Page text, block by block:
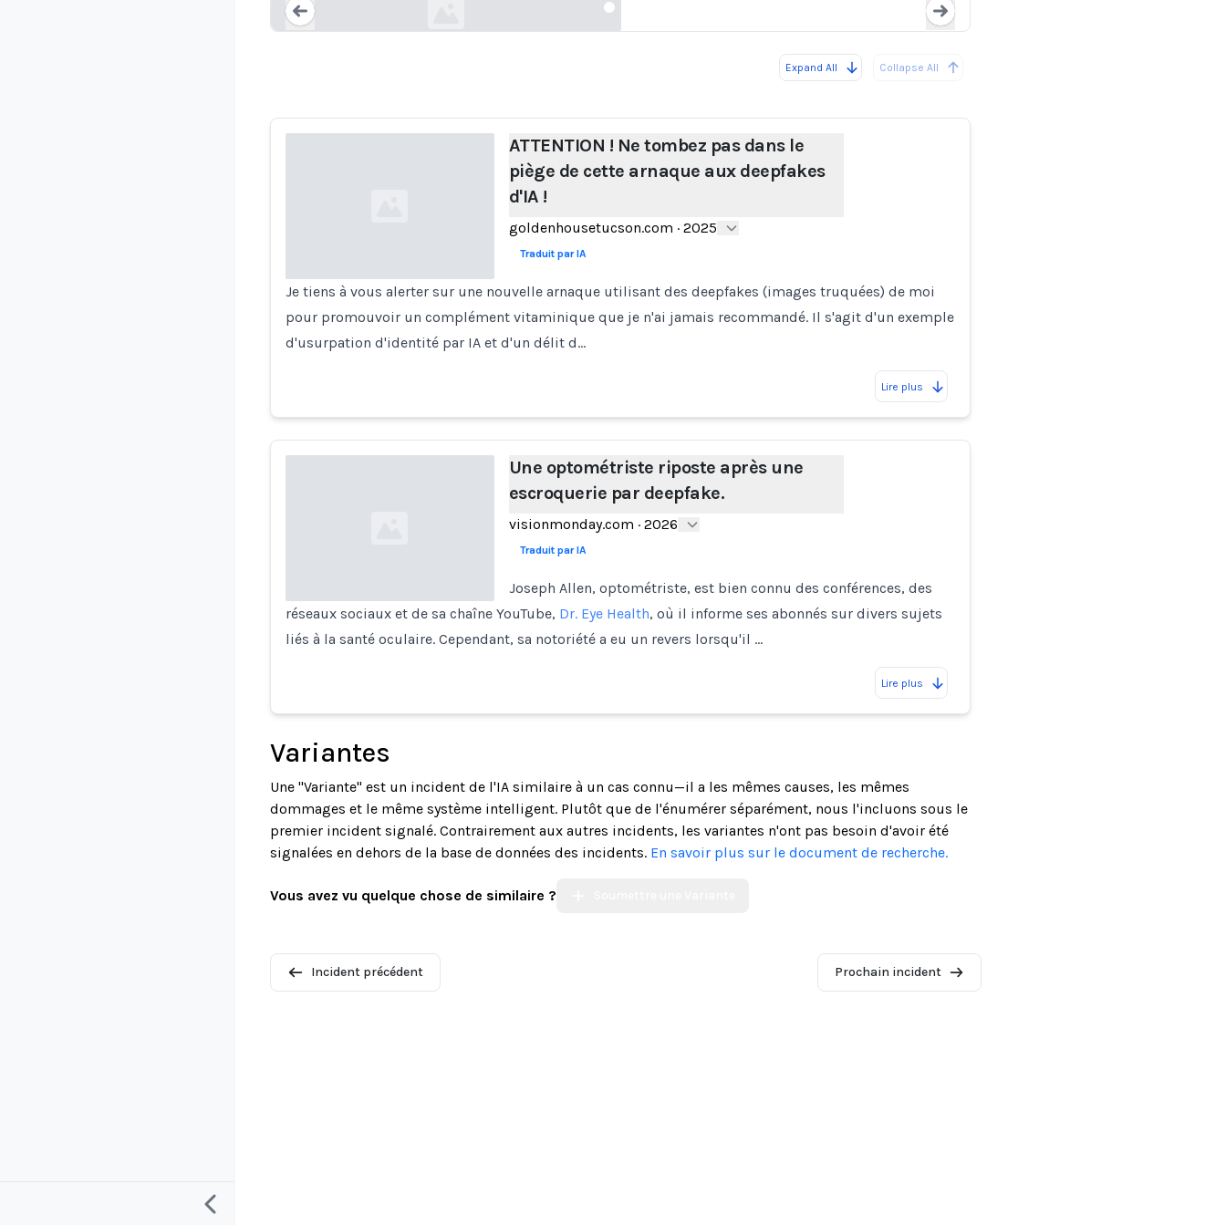
Loading...
Expand All Collapse All
ATTENTION ! Ne tombez pas dans le
piège de cette arnaque aux deepfakes
d'IA !
goldenhousetucson.com · 2025
Traduit par IA
Je tiens à vous alerter sur une nouvelle arnaque utilisant des deepfakes (images truquées) de moi
pour promouvoir un complément vitaminique que je n'ai jamais recommandé. Il s'agit d'un exemple
d'usurpation d'identité par IA et d'un délit d…
Lire plus
Une optométriste riposte après une
escroquerie par deepfake.
visionmonday.com · 2026
Traduit par IA
Joseph Allen, optométriste, est bien connu des conférences, des
réseaux sociaux et de sa chaîne YouTube, Dr. Eye Health, où il informe ses abonnés sur divers sujets
liés à la santé oculaire. Cependant, sa notoriété a eu un revers lorsqu'il …
Lire plus
Variantes
Une "Variante" est un incident de l'IA similaire à un cas connu—il a les mêmes causes, les mêmes
dommages et le même système intelligent. Plutôt que de l'énumérer séparément, nous l'incluons sous le
premier incident signalé. Contrairement aux autres incidents, les variantes n'ont pas besoin d'avoir été
signalées en dehors de la base de données des incidents. En savoir plus sur le document de recherche.
Vous avez vu quelque chose de similaire ?
Incident précédent Prochain incident